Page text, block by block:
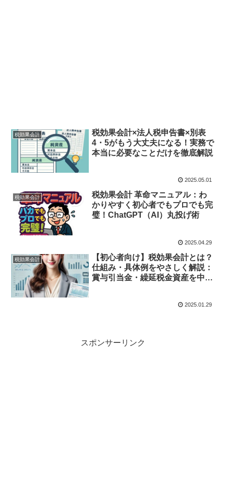
税効果会計
税効果会計×法人税申告書×別表
4・5がもう大丈夫になる！実務で
本当に必要なことだけを徹底解説
2025.05.01
税効果会計
税効果会計 革命マニュアル：わ
かりやすく初心者でもプロでも完
璧！ChatGPT（AI）丸投げ術
2025.04.29
税効果会計
【初心者向け】税効果会計とは？
仕組み・具体例をやさしく解説：
賞与引当金・繰延税金資産を中心
2025.01.29
スポンサーリンク